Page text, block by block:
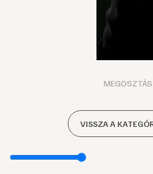
MEGOSZTÁS:
VISSZA A